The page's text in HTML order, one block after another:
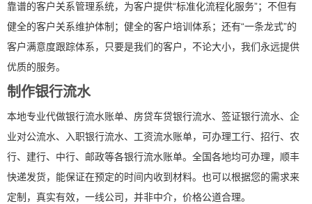
靠谱的客户关系管理系统，为客户提供“标准化流程化服务”；不但有
健全的客户关系维护体制；健全的客户培训体系；还有“一条龙式”的
客户满意度跟踪体系，只要是我们的客户，不论大小，我们永远提供
优质的服务。
制作银行流水
本地专业代做银行流水账单、房贷车贷银行流水、签证银行流水、企
业对公流水、入职银行流水、工资流水账单，可办理工行、招行、农
行、建行、中行、邮政等各银行流水账单。全国各地均可办理，顺丰
快递发货，能保证在预定的时间内收到材料。也可以根据您的需求来
定制，真实有效，一线公司，并非中介，价格公道合理。